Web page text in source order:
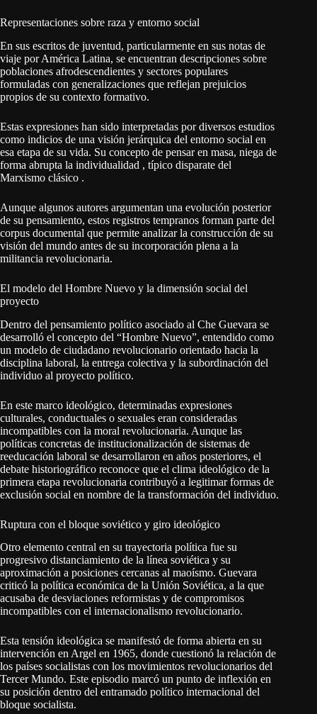
Representaciones sobre raza y entorno social
En sus escritos de juventud, particularmente en sus notas de
viaje por América Latina, se encuentran descripciones sobre
poblaciones afrodescendientes y sectores populares
formuladas con generalizaciones que reflejan prejuicios
propios de su contexto formativo.
Estas expresiones han sido interpretadas por diversos estudios
como indicios de una visión jerárquica del entorno social en
esa etapa de su vida. Su concepto de pensar en masa, niega de
forma abrupta la individualidad , típico disparate del
Marxismo clásico .
Aunque algunos autores argumentan una evolución posterior
de su pensamiento, estos registros tempranos forman parte del
corpus documental que permite analizar la construcción de su
visión del mundo antes de su incorporación plena a la
militancia revolucionaria.
El modelo del Hombre Nuevo y la dimensión social del
proyecto
Dentro del pensamiento político asociado al Che Guevara se
desarrolló el concepto del “Hombre Nuevo”, entendido como
un modelo de ciudadano revolucionario orientado hacia la
disciplina laboral, la entrega colectiva y la subordinación del
individuo al proyecto político.
En este marco ideológico, determinadas expresiones
culturales, conductuales o sexuales eran consideradas
incompatibles con la moral revolucionaria. Aunque las
políticas concretas de institucionalización de sistemas de
reeducación laboral se desarrollaron en años posteriores, el
debate historiográfico reconoce que el clima ideológico de la
primera etapa revolucionaria contribuyó a legitimar formas de
exclusión social en nombre de la transformación del individuo.
Ruptura con el bloque soviético y giro ideológico
Otro elemento central en su trayectoria política fue su
progresivo distanciamiento de la línea soviética y su
aproximación a posiciones cercanas al maoísmo. Guevara
criticó la política económica de la Unión Soviética, a la que
acusaba de desviaciones reformistas y de compromisos
incompatibles con el internacionalismo revolucionario.
Esta tensión ideológica se manifestó de forma abierta en su
intervención en Argel en 1965, donde cuestionó la relación de
los países socialistas con los movimientos revolucionarios del
Tercer Mundo. Este episodio marcó un punto de inflexión en
su posición dentro del entramado político internacional del
bloque socialista.